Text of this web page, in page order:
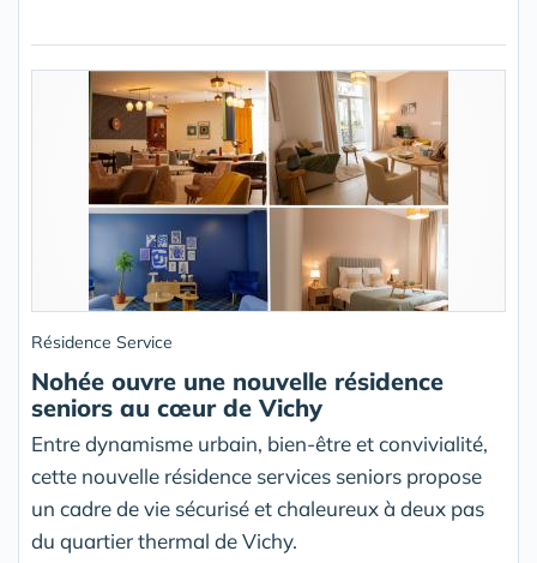
Résidence Service
Nohée ouvre une nouvelle résidence
seniors au cœur de Vichy
Entre dynamisme urbain, bien-être et convivialité,
cette nouvelle résidence services seniors propose
un cadre de vie sécurisé et chaleureux à deux pas
du quartier thermal de Vichy.